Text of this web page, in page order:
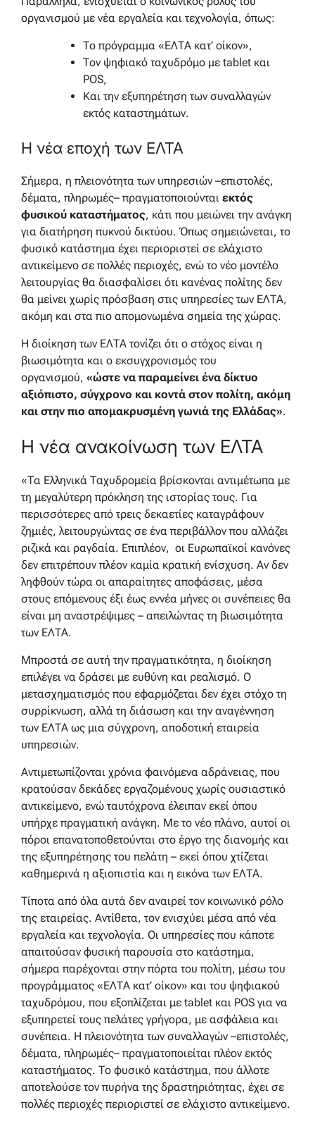
οργανισμού με νέα εργαλεία και τεχνολογία, όπως:
Το πρόγραμμα «ΕΛΤΑ κατ’ οίκον»,
Τον ψηφιακό ταχυδρόμο με tablet και
POS,
Και την εξυπηρέτηση των συναλλαγών
εκτός καταστημάτων.
Η νέα εποχή των ΕΛΤΑ
Σήμερα, η πλειονότητα των υπηρεσιών –επιστολές,
δέματα, πληρωμές– πραγματοποιούνται εκτός
φυσικού καταστήματος, κάτι που μειώνει την ανάγκη
για διατήρηση πυκνού δικτύου. Όπως σημειώνεται, το
φυσικό κατάστημα έχει περιοριστεί σε ελάχιστο
αντικείμενο σε πολλές περιοχές, ενώ το νέο μοντέλο
λειτουργίας θα διασφαλίσει ότι κανένας πολίτης δεν
θα μείνει χωρίς πρόσβαση στις υπηρεσίες των ΕΛΤΑ,
ακόμη και στα πιο απομονωμένα σημεία της χώρας.
Η διοίκηση των ΕΛΤΑ τονίζει ότι ο στόχος είναι η
βιωσιμότητα και ο εκσυγχρονισμός του
οργανισμού, «ώστε να παραμείνει ένα δίκτυο
αξιόπιστο, σύγχρονο και κοντά στον πολίτη, ακόμη
και στην πιο απομακρυσμένη γωνιά της Ελλάδας».
Η νέα ανακοίνωση των ΕΛΤΑ
«Τα Ελληνικά Ταχυδρομεία βρίσκονται αντιμέτωπα με
τη μεγαλύτερη πρόκληση της ιστορίας τους. Για
περισσότερες από τρεις δεκαετίες καταγράφουν
ζημιές, λειτουργώντας σε ένα περιβάλλον που αλλάζει
ριζικά και ραγδαία. Επιπλέον, ​ οι Ευρωπαϊκοί κανόνες
δεν επιτρέπουν πλέον καμία κρατική ενίσχυση. Αν δεν
ληφθούν τώρα οι απαραίτητες αποφάσεις, μέσα
στους επόμενους έξι έως εννέα μήνες οι συνέπειες θα
είναι μη αναστρέψιμες – απειλώντας τη βιωσιμότητα
των ΕΛΤΑ.
Μπροστά σε αυτή την πραγματικότητα, η διοίκηση
επιλέγει να δράσει με ευθύνη και ρεαλισμό. Ο
μετασχηματισμός που εφαρμόζεται δεν έχει στόχο τη
συρρίκνωση, αλλά τη διάσωση και την αναγέννηση
των ΕΛΤΑ ως μια σύγχρονη, αποδοτική εταιρεία
υπηρεσιών.
Αντιμετωπίζονται χρόνια φαινόμενα αδράνειας, που
κρατούσαν δεκάδες εργαζομένους χωρίς ουσιαστικό
αντικείμενο, ενώ ταυτόχρονα έλειπαν εκεί όπου
υπήρχε πραγματική ανάγκη. Με το νέο πλάνο, αυτοί οι
πόροι επανατοποθετούνται στο έργο της διανομής και
της εξυπηρέτησης του πελάτη – εκεί όπου χτίζεται
καθημερινά η αξιοπιστία και η εικόνα των ΕΛΤΑ.
Τίποτα από όλα αυτά δεν αναιρεί τον κοινωνικό ρόλο
της εταιρείας. Αντίθετα, τον ενισχύει μέσα από νέα
εργαλεία και τεχνολογία. Οι υπηρεσίες που κάποτε
απαιτούσαν φυσική παρουσία στο κατάστημα,
σήμερα παρέχονται στην πόρτα του πολίτη, μέσω του
προγράμματος «ΕΛΤΑ κατ’ οίκον» και του ψηφιακού
ταχυδρόμου, που εξοπλίζεται με tablet και POS για να
εξυπηρετεί τους πελάτες γρήγορα, με ασφάλεια και
συνέπεια. Η πλειονότητα των συναλλαγών –επιστολές,
δέματα, πληρωμές– πραγματοποιείται πλέον εκτός
καταστήματος. Το φυσικό κατάστημα, που άλλοτε
αποτελούσε τον πυρήνα της δραστηριότητας, έχει σε
πολλές περιοχές περιοριστεί σε ελάχιστο αντικείμενο.